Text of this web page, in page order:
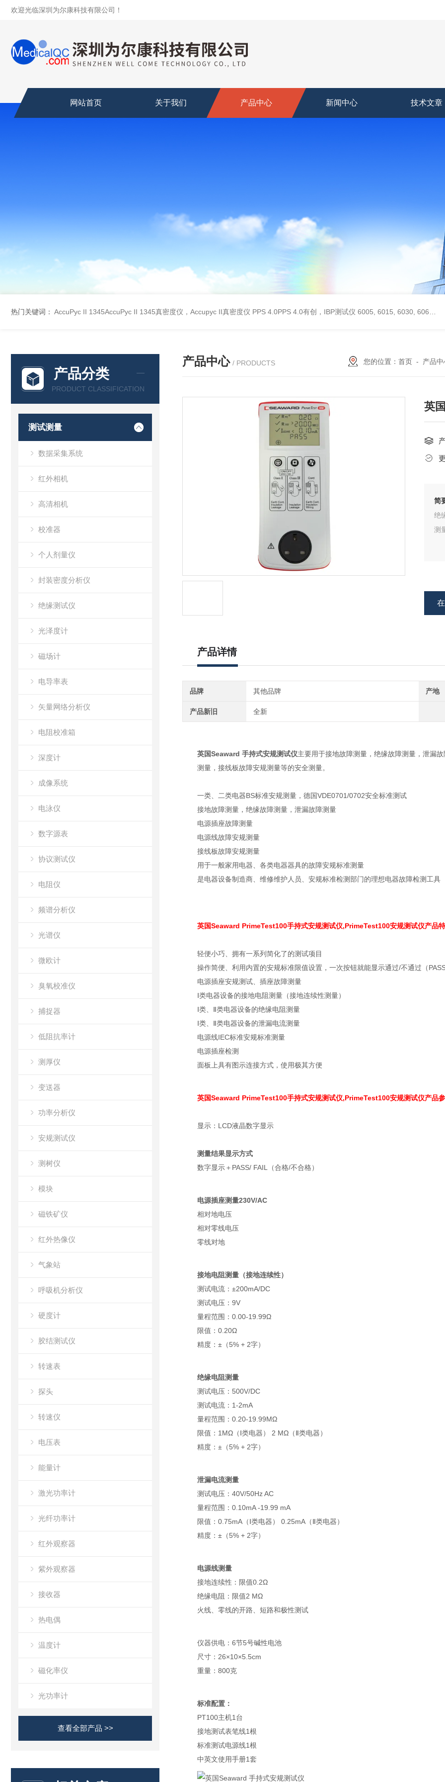
欢迎光临深圳为尔康科技有限公司！
网站首页 关于我们 产品中心 新闻中心 技术文章
热门关键词： AccuPyc II 1345AccuPyc II 1345真密度仪，Accupyc II真密度仪 PPS 4.0PPS 4.0有创，IBP测试仪 6005, 6015, 6030, 6060, 6100, 6170Hans Rudolph非扩散气体收集袋,Hans Rudolph非扩散气囊
产品分类
PRODUCT CLASSIFICATION
测试测量
数据采集系统
红外相机
高清相机
校准器
个人剂量仪
封装密度分析仪
绝缘测试仪
光泽度计
磁场计
电导率表
矢量网络分析仪
电阻校准箱
深度计
成像系统
电泳仪
数字源表
协议测试仪
电阻仪
频谱分析仪
光谱仪
微欧计
臭氧校准仪
捕捉器
低阻抗率计
测厚仪
变送器
功率分析仪
安规测试仪
测树仪
模块
磁铁矿仪
红外热像仪
气象站
呼吸机分析仪
硬度计
胶结测试仪
转速表
探头
转速仪
电压表
能量计
激光功率计
光纤功率计
红外观察器
紫外观察器
接收器
热电偶
温度计
磁化率仪
光功率计
查看全部产品 >>
产品中心 / PRODUCTS 您的位置： 首页- 产品中
英
简
绝
测
产品详情
品牌 其他品牌 产地
产品新旧 全新
英国Seaward 手持式安规测试仪主要用于接地故障测量，绝缘故障测量，泄漏
测量，接线板故障安规测量等的安全测量。
一类、二类电器BS标准安规测量，德国VDE0701/0702安全标准测试
接地故障测量，绝缘故障测量，泄漏故障测量
电源插座故障测量
电源线故障安规测量
接线板故障安规测量
用于一般家用电器、各类电器器具的故障安规标准测量
是电器设备制造商、维修维护人员、安规标准检测部门的理想电器故障检测工具
英国Seaward PrimeTest100手持式安规测试仪,PrimeTest100安规测试仪产品特
轻便小巧、拥有一系列简化了的测试项目
操作简便、利用内置的安规标准限值设置，一次按钮就能显示通过/不通过（
电源插座安规测试、插座故障测量
Ⅰ类电器设备的接地电阻测量（接地连续性测量）
Ⅰ类、Ⅱ类电器设备的绝缘电阻测量
Ⅰ类、Ⅱ类电器设备的泄漏电流测量
电源线IEC标准安规标准测量
电源插座检测
面板上具有图示连接方式，使用极其方便
英国Seaward PrimeTest100手持式安规测试仪,PrimeTest100安规测试仪产品参
显示：LCD液晶数字显示
测量结果显示方式
数字显示＋PASS/ FAIL（合格/不合格）
电源插座测量230V/AC
相对地电压
相对零线电压
零线对地
接地电阻测量（接地连续性）
测试电流：±200mA/DC
测试电压：9V
量程范围：0.00-19.99Ω
限值：0.20Ω
精度：±（5% + 2字）
绝缘电阻测量
测试电压：500V/DC
测试电流：1-2mA
量程范围：0.20-19.99MΩ
限值：1MΩ（Ⅰ类电器） 2 MΩ（Ⅱ类电器）
精度：±（5% + 2字）
泄漏电流测量
测试电压：40V/50Hz AC
量程范围：0.10mA -19.99 mA
限值：0.75mA（Ⅰ类电器） 0.25mA（Ⅱ类电器）
精度：±（5% + 2字）
电源线测量
接地连续性：限值0.2Ω
绝缘电阻：限值2 MΩ
火线、零线的开路、短路和极性测试
仪器供电：6节5号碱性电池
尺寸：26×10×5.5cm
重量：800克
标准配置：
PT100主机1台
接地测试表笔线1根
标准测试电源线1根
中英文使用手册1套